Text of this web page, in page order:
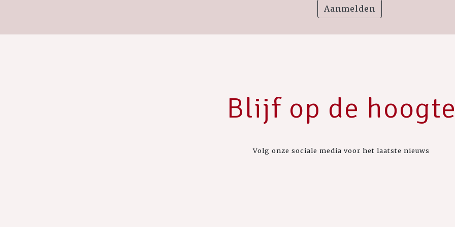
Aanmelden
Blijf op de
Volg onze sociale media voor het laatste nieuws